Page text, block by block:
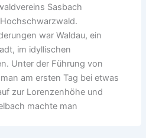
Sasbach
war Waldau, ein
im idyllischen
Unter der Führung von
am ersten Tag bei etwas
zur Lorenzenhöhe und
machte man